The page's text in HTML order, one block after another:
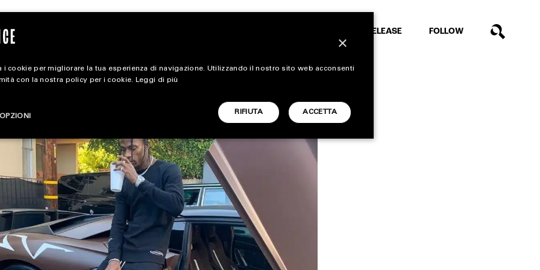
CARICA ALTRI
RELEASE FOLLOW
ALL EXTRA
ART & DESIGN
CINEMA
×
i cookie per migliorare la tua esperienza di navigazione. Utilizzando il nostro sito web acconsenti
con la nostra policy per i cookie. Leggi di più
ACCETTA
RIFIUTA